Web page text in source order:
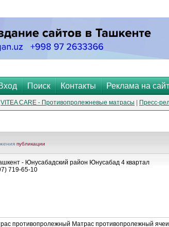
Поиск Контакты Реклама на
VITEA CARE - Противопролеж­невые матрасы Пресс-
публикации
- Юнусабадский район Юнусабад 4 квартал
719-65-10
противопролежный Матрас противопролежный